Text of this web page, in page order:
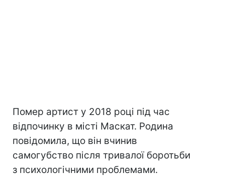
Помер артист у 2018 році під час
відпочинку в місті Маскат. Родина
повідомила, що він вчинив
самогубство після тривалої боротьби
з психологічними проблемами.